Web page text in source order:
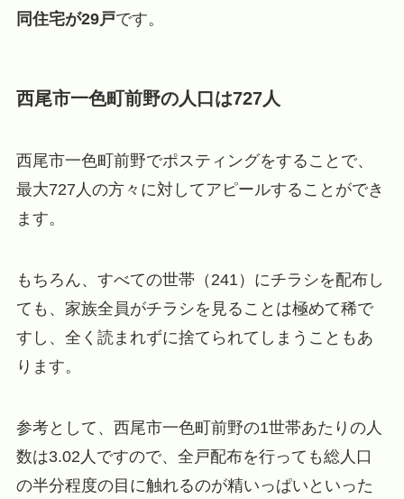
同住宅が29戸です。
西尾市一色町前野の人口は727人
西尾市一色町前野でポスティングをすることで、
最大727人の方々に対してアピールすることができ
ます。
もちろん、すべての世帯（241）にチラシを配布し
ても、家族全員がチラシを見ることは極めて稀で
すし、全く読まれずに捨てられてしまうこともあ
ります。
参考として、西尾市一色町前野の1世帯あたりの人
数は3.02人ですので、全戸配布を行っても総人口
の半分程度の目に触れるのが精いっぱいといった